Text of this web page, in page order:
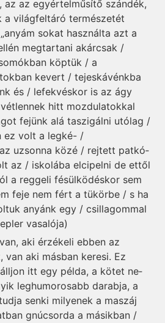
az az egyértel­műsítő szándék,
a világfeltáró természetét
sokat használta azt a
megtartani akárcsak /
köptük / a
kevert / tejeskávénkba
és / lefekvéskor is az ágy
hitt mozdulatokkal
fejünk alá taszigálni utólag /
ez volt a legké- /
uzsonna közé / rejtett patkó­
az / iskolába elcipelni de ettől
a reggeli fésülködéskor sem
feje nem fért a tükörbe / s ha
anyánk egy / csillagommal
vasalója)
aki érzékeli ebben az
aki másban keresi. Ez
itt egy példa, a kötet ne­
leghumorosabb darabja, a
senki milyenek a maszáj
gnúcsorda a másikban /